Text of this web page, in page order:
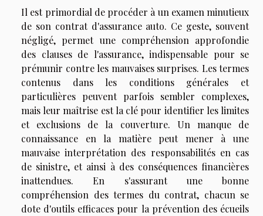
Il est primordial de procéder à un examen minutieux
de son contrat d'assurance auto. Ce geste, souvent
négligé, permet une compréhension approfondie
des clauses de l'assurance, indispensable pour se
prémunir contre les mauvaises surprises. Les termes
contenus dans les conditions générales et
particulières peuvent parfois sembler complexes,
mais leur maîtrise est la clé pour identifier les limites
et exclusions de la couverture. Un manque de
connaissance en la matière peut mener à une
mauvaise interprétation des responsabilités en cas
de sinistre, et ainsi à des conséquences financières
inattendues. En s'assurant une bonne
compréhension des termes du contrat, chacun se
dote d'outils efficaces pour la prévention des écueils